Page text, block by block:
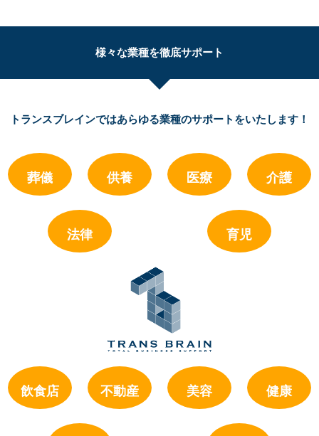
様々な業種を徹底サポート
トランスブレインではあらゆる業種のサポートをいたします！
葬儀 供養 医療 介護
法律 育児
飲食店 不動産 美容 健康